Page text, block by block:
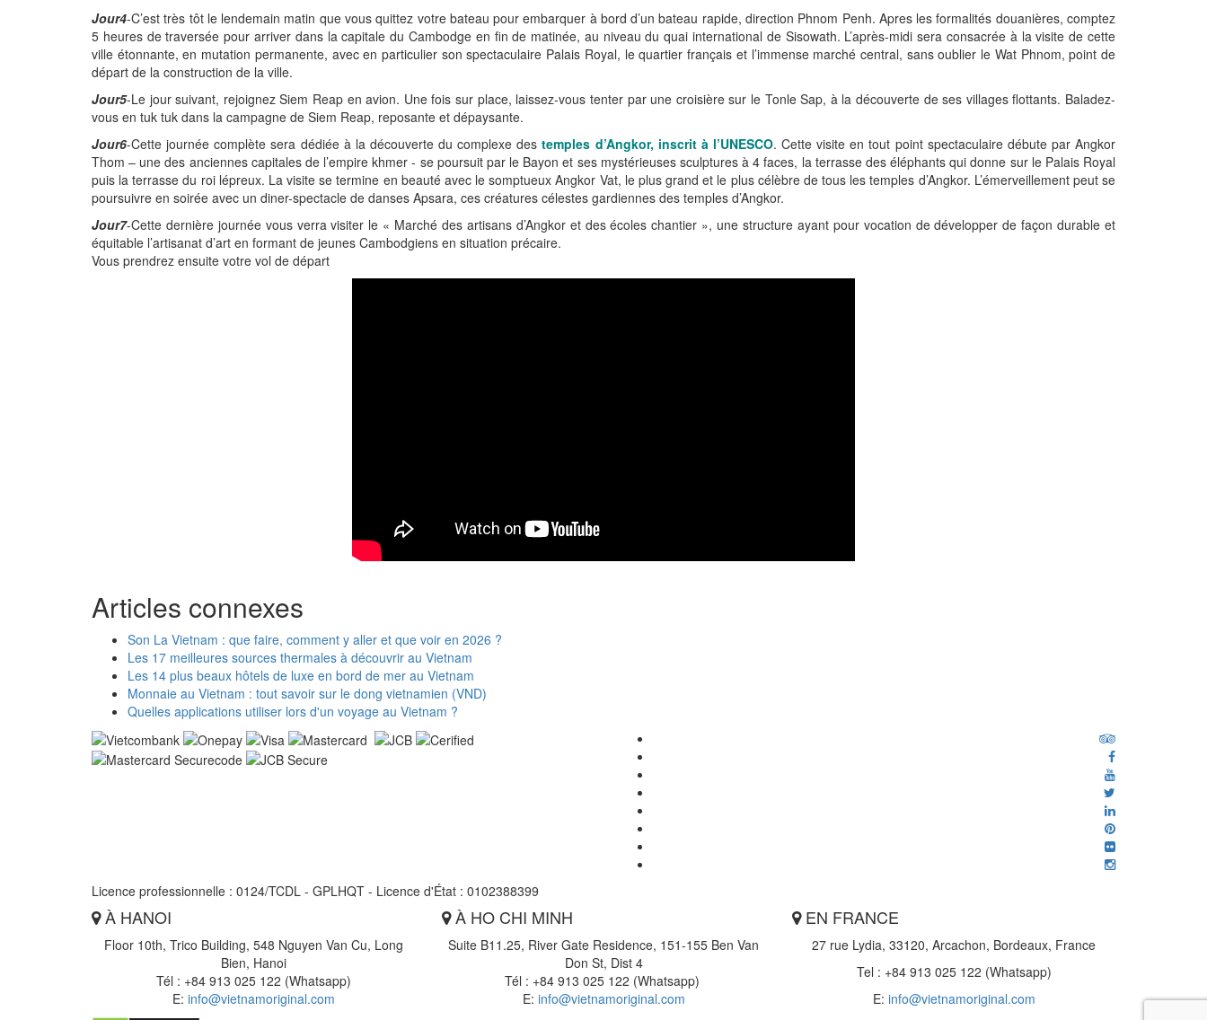
Jour4-C’est très tôt le lendemain matin que vous quittez votre bateau pour embarquer à bord d’un bateau rapide, direction Phnom Penh. Apres les formalités douanières, comptez
5 heures de traversée pour arriver dans la capitale du Cambodge en fin de matinée, au niveau du quai international de Sisowath. L’après-midi sera consacrée à la visite de cette
ville étonnante, en mutation permanente, avec en particulier son spectaculaire Palais Royal, le quartier français et l’immense marché central, sans oublier le Wat Phnom, point de
départ de la construction de la ville.
Jour5-Le jour suivant, rejoignez Siem Reap en avion. Une fois sur place, laissez-vous tenter par une croisière sur le Tonle Sap, à la découverte de ses villages flottants. Baladez-
vous en tuk tuk dans la campagne de Siem Reap, reposante et dépaysante.
Jour6-Cette journée complète sera dédiée à la découverte du complexe destemples d’Angkor, inscrit à l’UNESCO. Cette visite en tout point spectaculaire débute par Angkor
Thom – une des anciennes capitales de l’empire khmer - se poursuit par le Bayon et ses mystérieuses sculptures à 4 faces, la terrasse des éléphants qui donne sur le Palais Royal
puis la terrasse du roi lépreux. La visite se termine en beauté avec le somptueux Angkor Vat, le plus grand et le plus célèbre de tous les temples d’Angkor. L’émerveillement peut se
poursuivre en soirée avec un diner-spectacle de danses Apsara, ces créatures célestes gardiennes des temples d’Angkor.
Jour7-Cette dernière journée vous verra visiter le « Marché des artisans d’Angkor et des écoles chantier », une structure ayant pour vocation de développer de façon durable et
équitable l’artisanat d’art en formant de jeunes Cambodgiens en situation précaire.
Vous prendrez ensuite votre vol de départ
Articles connexes
Son La Vietnam : que faire, comment y aller et que voir en 2026 ?
Les 17 meilleures sources thermales à découvrir au Vietnam
Les 14 plus beaux hôtels de luxe en bord de mer au Vietnam
Monnaie au Vietnam : tout savoir sur le dong vietnamien (VND)
Quelles applications utiliser lors d'un voyage au Vietnam ?
Licence professionnelle : 0124/TCDL - GPLHQT - Licence d'État : 0102388399
À HANOI
Floor 10th, Trico Building, 548 Nguyen Van Cu, Long
Bien, Hanoi
Tél : +84 913 025 122 (Whatsapp)
E: info@vietnamoriginal.com
À HO CHI MINH
Suite B11.25, River Gate Residence, 151-155 Ben Van
Don St, Dist 4
Tél : +84 913 025 122 (Whatsapp)
E: info@vietnamoriginal.com
EN FRANCE
27 rue Lydia, 33120, Arcachon, Bordeaux, France
Tel : +84 913 025 122 (Whatsapp)
E: info@vietnamoriginal.com